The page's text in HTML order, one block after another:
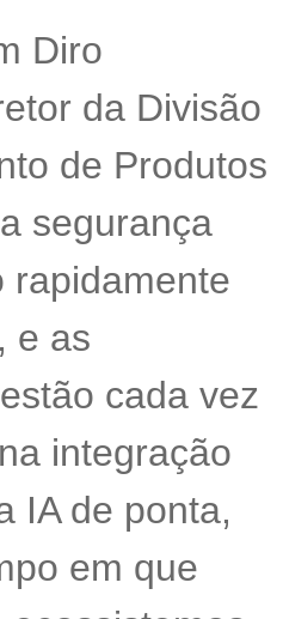
Diro
da Divisão
de Produtos
segurança
rapidamente
e as
cada vez
integração
IA de ponta,
em que